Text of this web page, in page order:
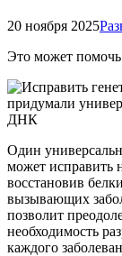
20 ноября 2025
Это может
Один
может исправить
восстановив
вызывающих
позволит
необходимость
каждого